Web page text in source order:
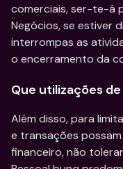
comerciais, ser-te-á
Negócios, se estiver
interrompas as
o encerramento da
Que utilizações
Além disso, para
e transações
financeiro, não